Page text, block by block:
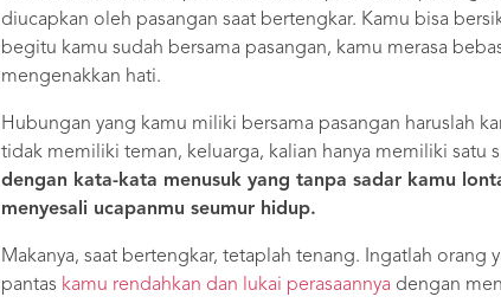
diucapkan oleh pasangan saat bertengkar. Kamu bisa
begitu kamu sudah bersama pasangan, kamu merasa
mengenakkan hati.
Hubungan yang kamu miliki bersama pasangan haruslah
tidak memiliki teman, keluarga, kalian hanya memiliki satu
dengan kata-kata menusuk yang tanpa sadar kamu
menyesali ucapanmu seumur hidup.
Makanya, saat bertengkar, tetaplah tenang. Ingatlah
pantas kamu rendahkan dan lukai perasaannya dengan